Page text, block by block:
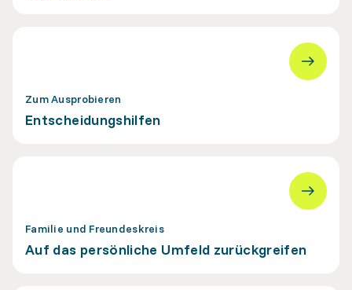
Zum Ausprobieren
Entscheidungshilfen
Familie und Freundeskreis
Auf das persönliche Umfeld zurückgreifen